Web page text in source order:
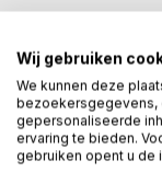
Wit
Optioneel
Translucent
bestendig |
Wij gebruiken
We kunnen deze
bezoekersgegevens,
gepersonaliseerde
ervaring te bieden.
gebruiken opent u de